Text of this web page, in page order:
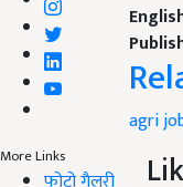
More Links
agri